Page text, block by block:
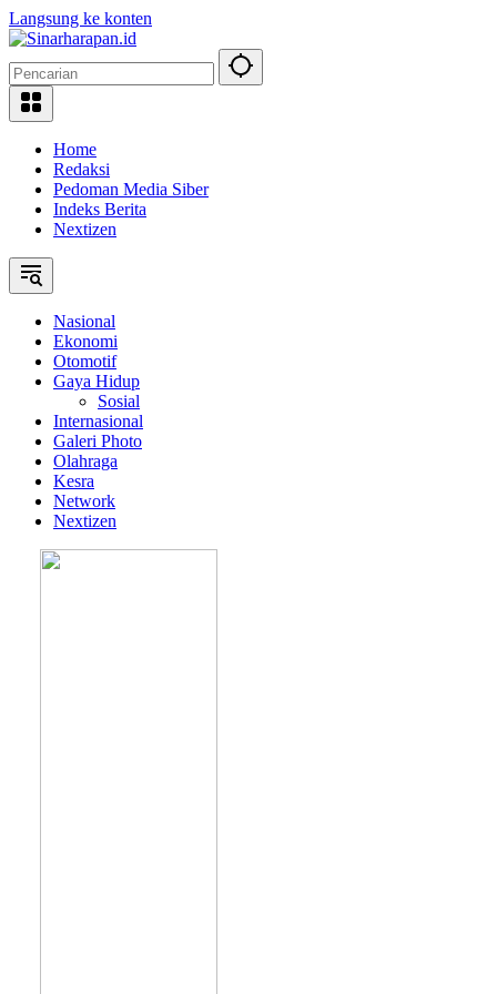
Langsung ke konten
Home
Redaksi
Pedoman Media Siber
Indeks Berita
Nextizen
Nasional
Ekonomi
Otomotif
Gaya Hidup
Sosial
Internasional
Galeri Photo
Olahraga
Kesra
Network
Nextizen